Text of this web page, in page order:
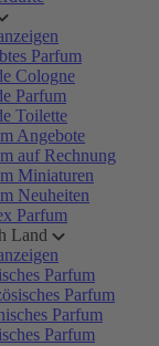
Parfum
Cologne
Parfum
Toilette
Angebote
auf Rechnung
Miniaturen
Neuheiten
Parfum
Land
Parfum
Parfum
Parfum
Parfum